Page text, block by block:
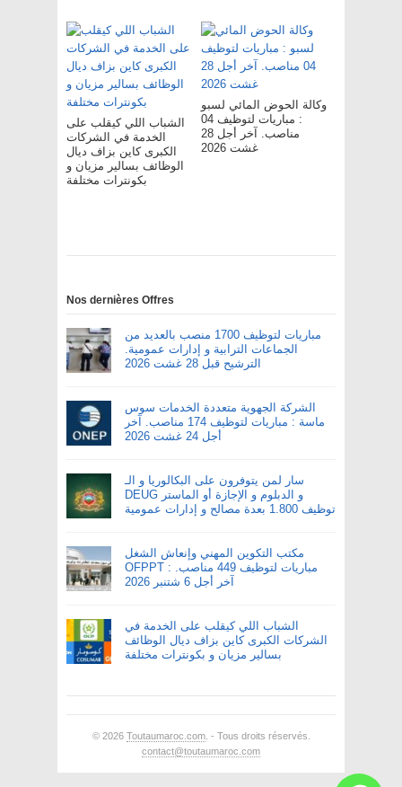
الشباب اللي كيقلب على
الخدمة في الشركات
الكبرى كاين بزاف ديال
الوظائف بسالير مزيان و
بكونترات مختلفة
وكالة الحوض المائي لسبو
: مباريات لتوظيف 04
مناصب. آخر أجل 28
غشت 2026
Nos dernières Offres
مباريات لتوظيف 1700 منصب بالعديد من
الجماعات الترابية و إدارات عمومية.
الترشيح قبل 28 غشت 2026
الشركة الجهوية متعددة الخدمات سوس
ماسة : مباريات لتوظيف 174 مناصب. آخر
أجل 24 غشت 2026
سار لمن يتوفرون على البكالوريا و الـ
DEUG و الدبلوم و الإجازة أو الماستر
توظيف 1.800 بعدة مصالح و إدارات عمومية
مكتب التكوين المهني وإنعاش الشغل
OFPPT : مباريات لتوظيف 449 مناصب.
آخر أجل 6 شتنبر 2026
الشباب اللي كيقلب على الخدمة في
الشركات الكبرى كاين بزاف ديال الوظائف
بسالير مزيان و بكونترات مختلفة
© 2026 Toutaumaroc.com. - Tous droits réservés.
contact@toutaumaroc.com